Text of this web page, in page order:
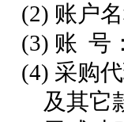
(2) 账户
(3) 账 号
(4) 采购
及其它